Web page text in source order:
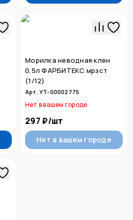
Морилка неводная клен
0,5л ФАРБИТЕКС мрзст
(1/12)
Арт. УТ-00002775
Нет в вашем городе
297 ₽/шт
Нет в вашем городе